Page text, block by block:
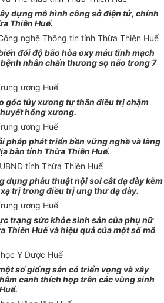
dựng mô hình công sở điện tử, chính
Thiên Huế.
nghệ Thông tin tỉnh Thừa Thiên Huế
đổiđộ bão hòa oxy máu tĩnh mạch
nhân chấn thương sọ não trong 7
ương Huế
gốc tủy xương tự thân điều trị chậm
hổng xương.
ương Huế
pháp phát triển bền vững nghề và làng
bàn tỉnh Thừa Thiên Huế.
tỉnh Thừa Thiên Huế
dụng phẫu thuật nội soi cắt dạ dày kèm
trị trong điều trị ung thưdạ dày.
ương Huế
trạng sức khỏe sinh sản của phụ nữ
Thiên Huế và hiệu quả của một số mô
Y Dược Huế
số giống sắn có triển vọng và xây
canh thích hợp trên các vùng sinh